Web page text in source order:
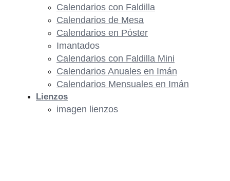
Calendarios con Faldilla
Calendarios de Mesa
Calendarios en Póster
Imantados
Calendarios con Faldilla Mini
Calendarios Anuales en Imán
Calendarios Mensuales en Imán
Lienzos
imagen lienzos